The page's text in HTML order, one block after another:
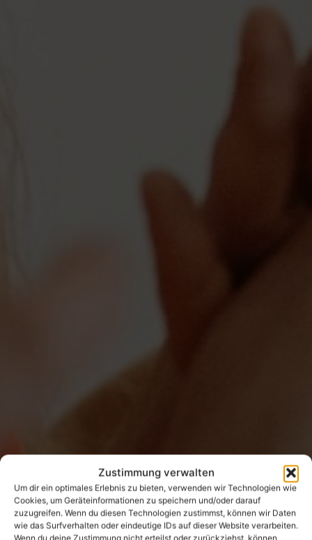
Zustimmung verwalten
Um dir ein optimales Erlebnis zu bieten, verwenden wir Technologien wie
Cookies, um Geräteinformationen zu speichern und/oder darauf
zuzugreifen. Wenn du diesen Technologien zustimmst, können wir Daten
wie das Surfverhalten oder eindeutige IDs auf dieser Website verarbeiten.
Wenn du deine Zustimmung nicht erteilst oder zurückziehst, können